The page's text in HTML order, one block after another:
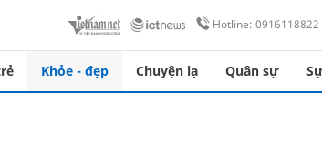
Hotline: 0916118822
Khỏe - đẹp Chuyện lạ Quân sự